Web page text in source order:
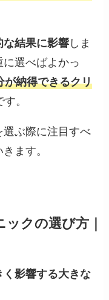
な結果に影響 しま
選べばよかっ
が納得できるクリ
。
選ぶ際に注目すべ
ます。
クの選び方｜
く影響する大きな